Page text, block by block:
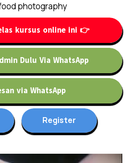
photography
kursus online ini 👉
Dulu Via WhatsApp
via WhatsApp
Register